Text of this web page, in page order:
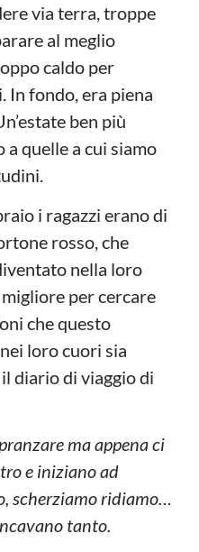
via terra, troppe
al meglio
caldo per
In fondo, era piena
ben più
quelle a cui siamo
i ragazzi erano di
rosso, che
nella loro
per cercare
che questo
loro cuori sia
diario di viaggio di
ma appena ci
e iniziano ad
scherziamo ridiamo…
tanto.